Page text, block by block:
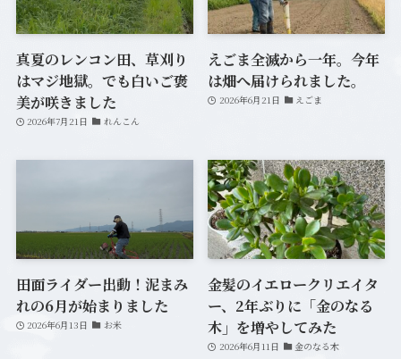
真夏のレンコン田、草刈り
はマジ地獄。でも白いご褒
美が咲きました
2026年7月21日 れんこん
えごま全滅から一年。今年
は畑へ届けられました。
2026年6月21日 えごま
田面ライダー出動！泥まみ
れの6月が始まりました
2026年6月13日 お米
金髪のイエロークリエイタ
ー、2年ぶりに「金のなる
木」を増やしてみた
2026年6月11日 金のなる木